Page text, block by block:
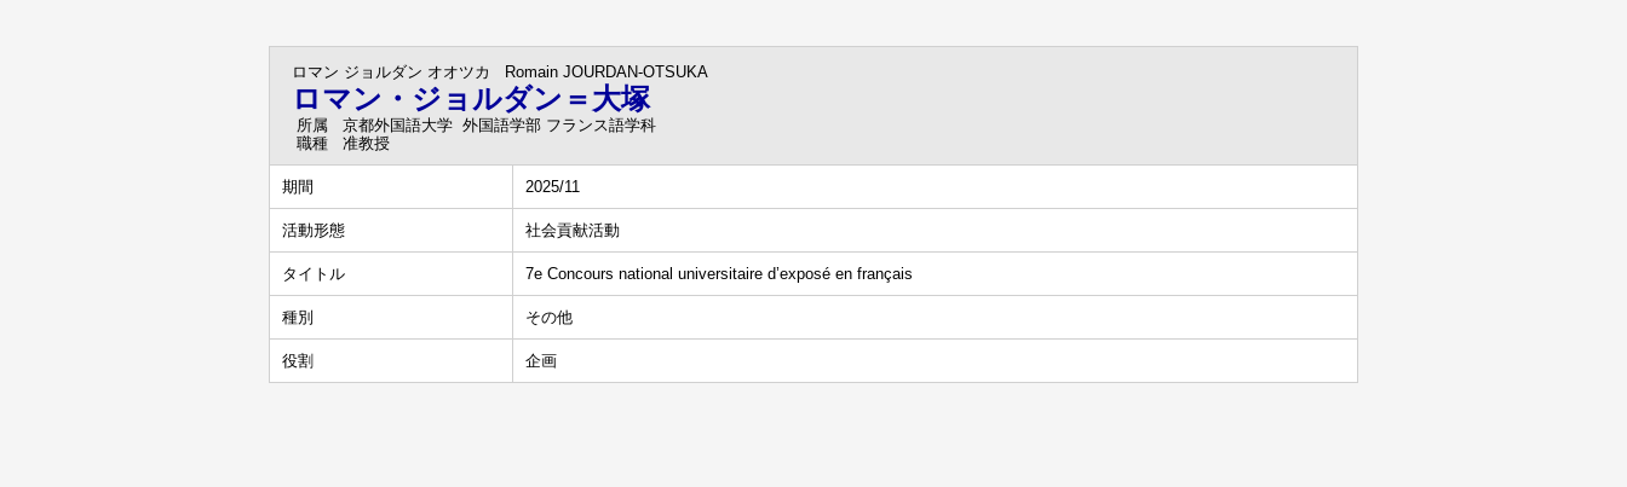
ロマン ジョルダン オオツカ Romain JOURDAN-OTSUKA
ロマン・ジョルダン＝大塚
所属
京都外国語大学 外国語学部 フランス語学科
職種
准教授
期間 2025/11
活動形態 社会貢献活動
タイトル 7e Concours national universitaire d’exposé en français
種別 その他
役割 企画